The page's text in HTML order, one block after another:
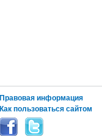
Правовая информация
Как пользоваться сайтом